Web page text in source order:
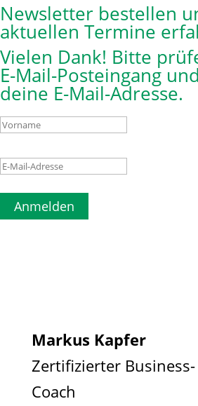
Newsletter bestellen
aktuellen Termine
Vielen Dank! Bitte
E-Mail-Posteingang
deine E-Mail-Adresse.
Anmelden
Markus Kapfer
Zertifizierter
Coach